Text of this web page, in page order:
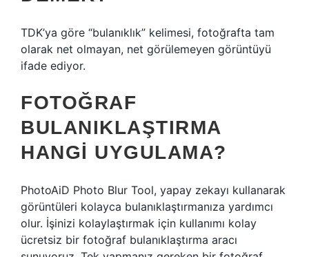
TDK’ya göre “bulanıklık” kelimesi, fotoğrafta tam
olarak net olmayan, net görülemeyen görüntüyü
ifade ediyor.
FOTOĞRAF
BULANIKLAŞTIRMA
HANGI UYGULAMA?
PhotoAiD Photo Blur Tool, yapay zekayı kullanarak
görüntüleri kolayca bulanıklaştırmanıza yardımcı
olur. İşinizi kolaylaştırmak için kullanımı kolay
ücretsiz bir fotoğraf bulanıklaştırma aracı